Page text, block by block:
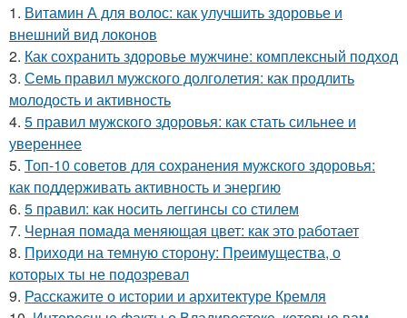
1. Витамин А для волос: как улучшить здоровье и
внешний вид локонов
2. Как сохранить здоровье мужчине: комплексный подход
3. Семь правил мужского долголетия: как продлить
молодость и активность
4. 5 правил мужского здоровья: как стать сильнее и
увереннее
5. Топ-10 советов для сохранения мужского здоровья:
как поддерживать активность и энергию
6. 5 правил: как носить леггинсы со стилем
7. Черная помада меняющая цвет: как это работает
8. Приходи на темную сторону: Преимущества, о
которых ты не подозревал
9. Расскажите о истории и архитектуре Кремля